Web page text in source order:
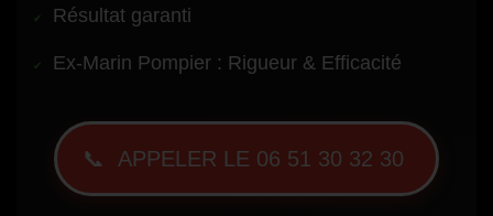
Résultat garanti
Ex-Marin Pompier : Rigueur & Efficacité
📞 APPELER LE 06 51 30 32 30